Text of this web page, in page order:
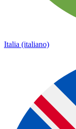
Italia (italiano)